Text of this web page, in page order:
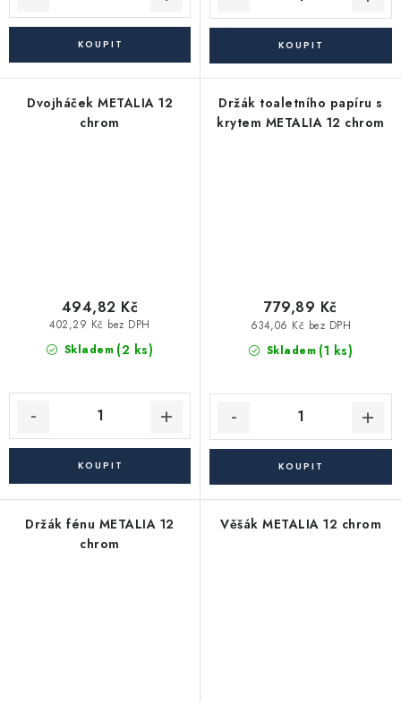
Dvojháček METALIA 12
chrom
Skladem (2 ks)
402,29 Kč bez DPH
494,82 Kč
Držák toaletního papíru s
krytem METALIA 12 chrom
Skladem (1 ks)
634,06 Kč bez DPH
779,89 Kč
Držák fénu METALIA 12
chrom
Věšák METALIA 12 chrom